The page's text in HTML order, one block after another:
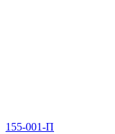
155-001-П